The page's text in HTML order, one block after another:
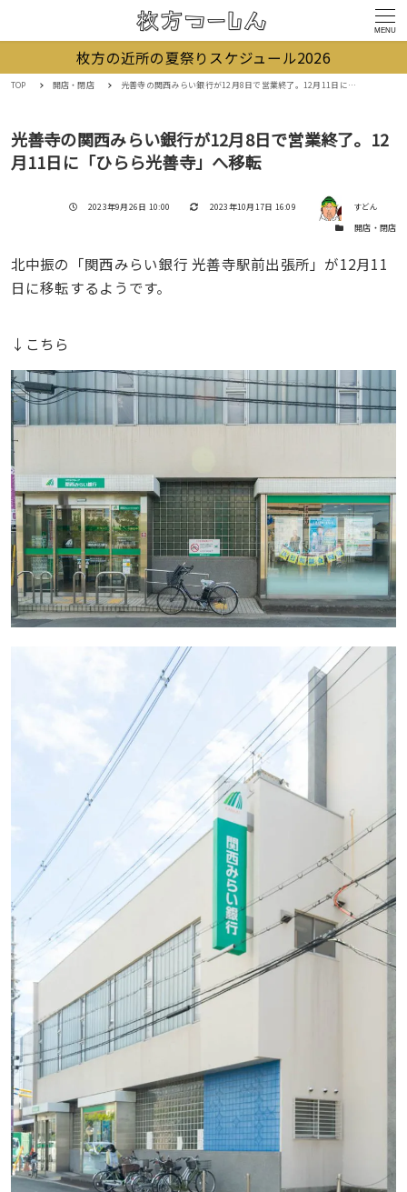
MENU
枚方の近所の夏祭りスケジュール2026
TOP 開店・閉店 光善寺の関西みらい銀行が12月8日で営業終了。12月11日に「ひらら光善寺」へ移転
光善寺の関西みらい銀行が12月8日で営業終了。12
月11日に「ひらら光善寺」へ移転
投稿日
2023年9月26日 10:00 更新日
2023年10月17日 16:09 著者
すどん
カテゴリー開店・閉店
北中振の「関西みらい銀行 光善寺駅前出張所」が12月11
日に移転するようです。
↓こちら